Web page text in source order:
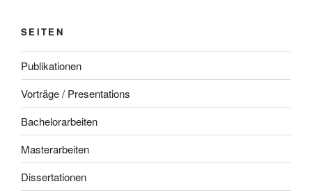
SEITEN
Publikationen
Vorträge / Presentations
Bachelorarbeiten
Masterarbeiten
Dissertationen